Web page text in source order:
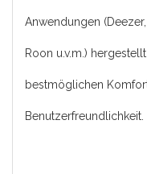
Anwendungen
Roon u.v.m.)
bestmöglichen
Benutzerfreundlichkeit.